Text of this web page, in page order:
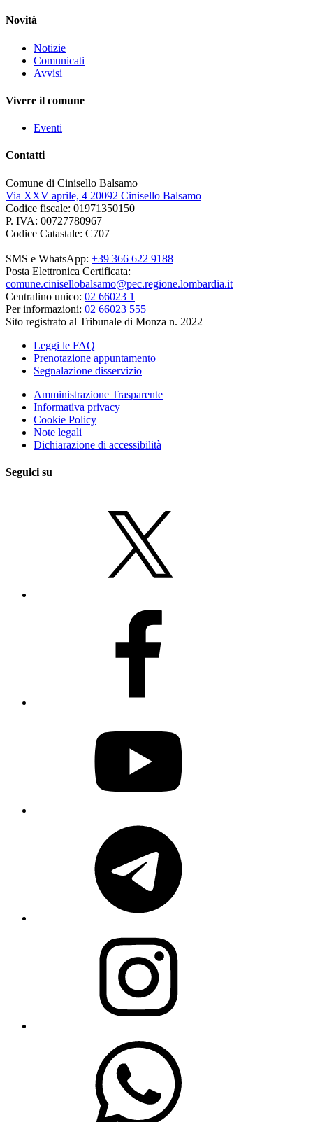
Novità
Notizie
Comunicati
Avvisi
Vivere il comune
Eventi
Contatti
Comune di Cinisello Balsamo
Via XXV aprile, 4 20092 Cinisello Balsamo
Codice fiscale: 01971350150
P. IVA: 00727780967
Codice Catastale: C707
SMS e WhatsApp: +39 366 622 9188
Posta Elettronica Certificata:
comune.cinisellobalsamo@pec.regione.lombardia.it
Centralino unico: 02 66023 1
Per informazioni: 02 66023 555
Sito registrato al Tribunale di Monza n. 2022
Leggi le FAQ
Prenotazione appuntamento
Segnalazione disservizio
Amministrazione Trasparente
Informativa privacy
Cookie Policy
Note legali
Dichiarazione di accessibilità
Seguici su